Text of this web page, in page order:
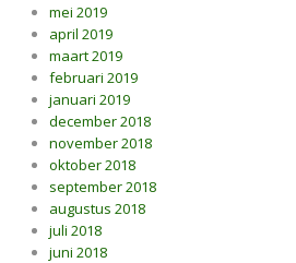
mei 2019
april 2019
maart 2019
februari 2019
januari 2019
december 2018
november 2018
oktober 2018
september 2018
augustus 2018
juli 2018
juni 2018